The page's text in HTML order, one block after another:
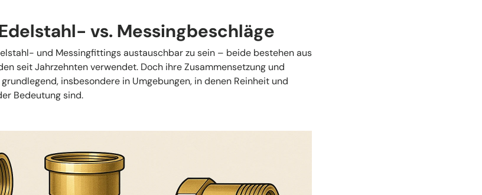
vs. Messingbeschläge
und Messingfittings austauschbar zu sein – beide bestehen aus
seit Jahrzehnten verwendet. Doch ihre Zusammensetzung und
insbesondere in Umgebungen, in denen Reinheit und
Bedeutung sind.